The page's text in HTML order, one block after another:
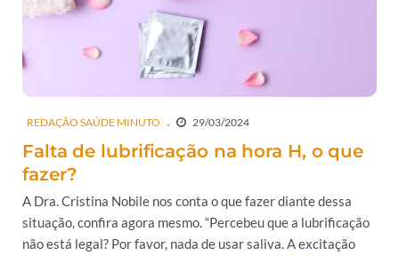
REDAÇÃO SAÚDE MINUTO 29/03/2024
Falta de lubrificação na hora H, o que
fazer?
A Dra. Cristina Nobile nos conta o que fazer diante dessa
situação, confira agora mesmo. “Percebeu que a lubrificação
não está legal? Por favor, nada de usar saliva. A excitação